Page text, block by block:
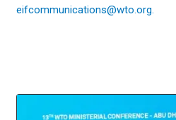
eifcommunications@wto.org.